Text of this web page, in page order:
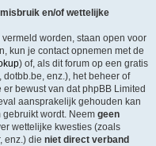
en/of wettelijke
worden, staan open voor
kun je contact opnemen met de
) of, als dit forum op een gratis
enz.), het beheer of
bewust van dat phpBB Limited
aansprakelijk gehouden kan
wordt. Neem geen
wettelijke kwesties (zoals
enz.) die niet direct verband